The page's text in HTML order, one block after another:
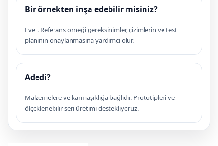
Bir örnekten inşa edebilir misiniz?
Evet. Referans örneği gereksinimler, çizimlerin ve test
planının onaylanmasına yardımcı olur.
Adedi?
Malzemelere ve karmaşıklığa bağlıdır. Prototipleri ve
ölçeklenebilir seri üretimi destekliyoruz.